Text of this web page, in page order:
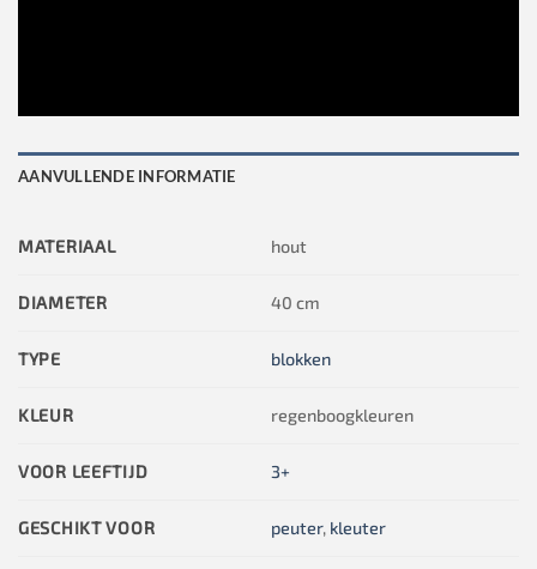
AANVULLENDE INFORMATIE
MATERIAAL hout
DIAMETER 40 cm
TYPE blokken
KLEUR regenboogkleuren
VOOR LEEFTIJD 3+
GESCHIKT VOOR peuter, kleuter